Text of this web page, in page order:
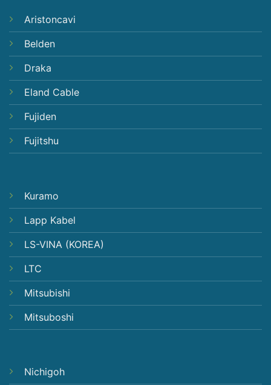
Aristoncavi
Belden
Draka
Eland Cable
Fujiden
Fujitshu
Kuramo
Lapp Kabel
LS-VINA (KOREA)
LTC
Mitsubishi
Mitsuboshi
Nichigoh